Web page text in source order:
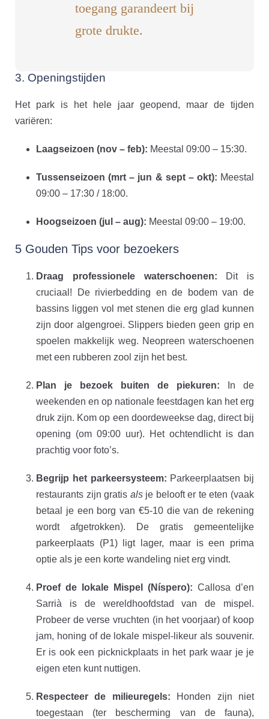
toegang garandeert bij
grote drukte.
3. Openingstijden
Het park is het hele jaar geopend, maar de tijden
variëren:
Laagseizoen (nov – feb): Meestal 09:00 – 15:30.
Tussenseizoen (mrt – jun & sept – okt): Meestal
09:00 – 17:30 / 18:00.
Hoogseizoen (jul – aug): Meestal 09:00 – 19:00.
5 Gouden Tips voor bezoekers
Draag professionele waterschoenen: Dit is
cruciaal! De rivierbedding en de bodem van de
bassins liggen vol met stenen die erg glad kunnen
zijn door algengroei. Slippers bieden geen grip en
spoelen makkelijk weg. Neopreen waterschoenen
met een rubberen zool zijn het best.
Plan je bezoek buiten de piekuren: In de
weekenden en op nationale feestdagen kan het erg
druk zijn. Kom op een doordeweekse dag, direct bij
opening (om 09:00 uur). Het ochtendlicht is dan
prachtig voor foto’s.
Begrijp het parkeersysteem: Parkeerplaatsen bij
restaurants zijn gratis alsje belooft er te eten (vaak
betaal je een borg van €5-10 die van de rekening
wordt afgetrokken). De gratis gemeentelijke
parkeerplaats (P1) ligt lager, maar is een prima
optie als je een korte wandeling niet erg vindt.
Proef de lokale Mispel (Níspero): Callosa d’en
Sarrià is de wereldhoofdstad van de mispel.
Probeer de verse vruchten (in het voorjaar) of koop
jam, honing of de lokale mispel-likeur als souvenir.
Er is ook een picknickplaats in het park waar je je
eigen eten kunt nuttigen.
Respecteer de milieuregels: Honden zijn niet
toegestaan (ter bescherming van de fauna),